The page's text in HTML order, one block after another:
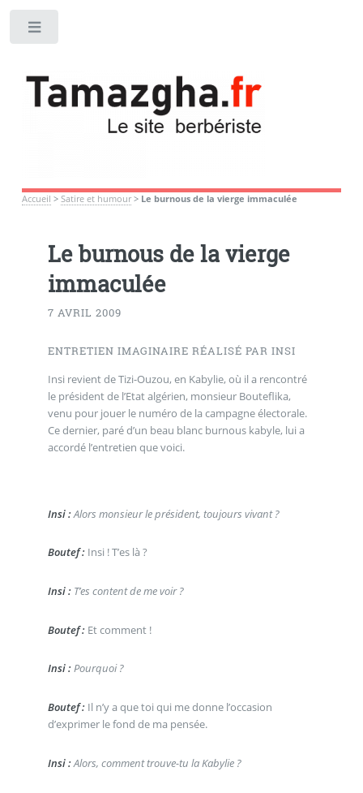
Accueil > Satire et humour> Le burnous de la vierge immaculée
Le burnous de la vierge
immaculée
7 AVRIL 2009
ENTRETIEN IMAGINAIRE RÉALISÉ PAR INSI
Insi revient de Tizi-Ouzou, en Kabylie, où il a rencontré
le président de l’Etat algérien, monsieur Bouteflika,
venu pour jouer le numéro de la campagne électorale.
Ce dernier, paré d’un beau blanc burnous kabyle, lui a
accordé l’entretien que voici.
Insi :Alors monsieur le président, toujours vivant ?
Boutef : Insi ! T’es là ?
Insi : T’es content de me voir ?
Boutef : Et comment !
Insi : Pourquoi ?
Boutef : Il n’y a que toi qui me donne l’occasion
d’exprimer le fond de ma pensée.
Insi : Alors, comment trouve-tu la Kabylie ?